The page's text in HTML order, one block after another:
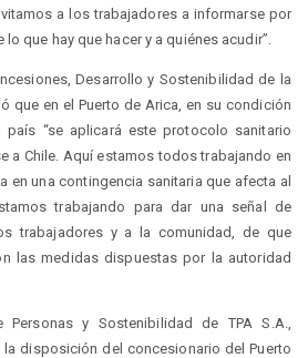
a los trabajadores a informarse por
que hay que hacer y a quiénes acudir”.
Desarrollo y Sostenibilidad de la
que en el Puerto de Arica, en su condición
“se aplicará este protocolo sanitario
a Chile. Aquí estamos todos trabajando en
en una contingencia sanitaria que afecta al
trabajando para dar una señal de
trabajadores y a la comunidad, de que
las medidas dispuestas por la autoridad
y Sostenibilidad de TPA S.A.,
la disposición del concesionario del Puerto